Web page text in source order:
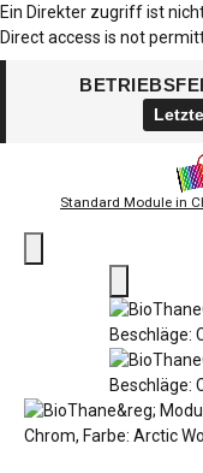
Ein Direkter zugriff ist
Direct access is not
Standard Module in